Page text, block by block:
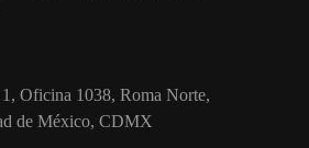
Oficina 1038, Roma Norte,
de México, CDMX